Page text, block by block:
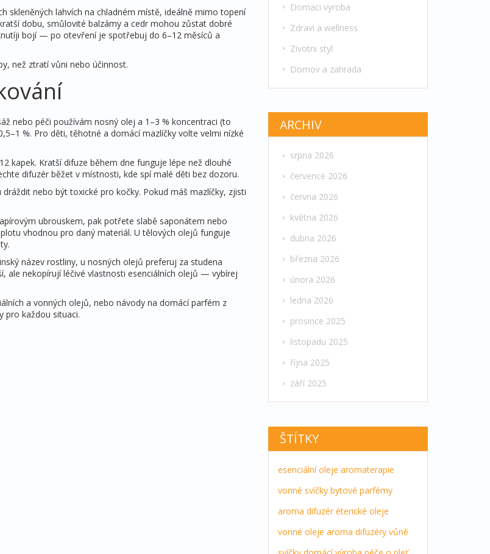
skleněných lahvích na chladném místě, ideálně mimo topení
dobu, smůlovité balzámy a cedr mohou zůstat dobré
bojí — po otevření je spotřebuj do 6–12 měsíců a
než ztratí vůni nebo účinnost.
nebo péči používám nosný olej a 1–3 % koncentraci (to
%. Pro děti, těhotné a domácí mazlíčky volte velmi nízké
kapek. Kratší difuze během dne funguje lépe než dlouhé
difuzér běžet v místnosti, kde spí malé děti bez dozoru.
nebo být toxické pro kočky. Pokud máš mazlíčky, zjisti
ubrouskem, pak potřete slabě saponátem nebo
vhodnou pro daný materiál. U tělových olejů funguje
název rostliny, u nosných olejů preferuj za studena
ale nekopírují léčivé vlastnosti esenciálních olejů — vybírej
a vonných olejů, nebo návody na domácí parfém z
pro každou situaci.
Domaci vyroba
Zdravi a wellness
Zivotni styl
Domov a zahrada
ARCHIV
srpna 2026
července 2026
června 2026
května 2026
dubna 2026
března 2026
února 2026
ledna 2026
prosince 2025
listopadu 2025
října 2025
září 2025
ŠTÍTKY
esenciální oleje aromaterapie
vonné svíčky bytové parfémy
aroma difuzér éterické oleje
vonné oleje aroma difuzéry vůně